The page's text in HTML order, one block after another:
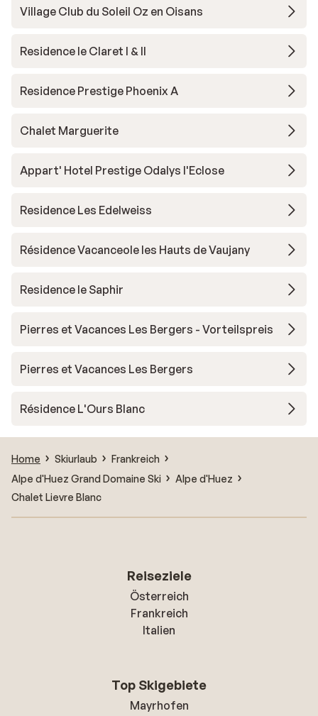
Village Club du Soleil Oz en Oisans
Residence le Claret I & II
Residence Prestige Phoenix A
Chalet Marguerite
Appart' Hotel Prestige Odalys l'Eclose
Residence Les Edelweiss
Résidence Vacanceole les Hauts de Vaujany
Residence le Saphir
Pierres et Vacances Les Bergers - Vorteilspreis
Pierres et Vacances Les Bergers
Résidence L'Ours Blanc
Home Skiurlaub
Frankreich
Alpe d'Huez Grand Domaine Ski
Alpe d'Huez
Chalet Lievre Blanc
Reiseziele
Österreich
Frankreich
Italien
Top Skigebiete
Mayrhofen